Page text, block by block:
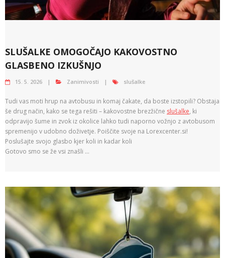
SLUŠALKE OMOGOČAJO KAKOVOSTNO
GLASBENO IZKUŠNJO
15. 5. 2026 Zanimivosti slušalke
Tudi vas moti hrup na avtobusu in komaj čakate, da boste izstopili? Obstaja
še drug način, kako se tega rešiti – kakovostne brezžične slušalke, ki
odpravijo šume in zvok iz okolice lahko tudi naporno vožnjo z avtobusom
spremenijo v udobno doživetje. Poiščite svoje na Lorexcenter.si!
Poslušajte svojo glasbo kjer koli in kadar koli
Gotovo smo se že vsi znašli …